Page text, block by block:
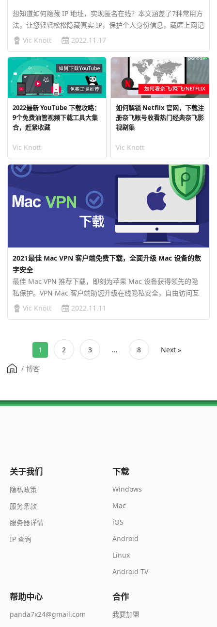
想知道如何隐藏 IP 地址，实现匿名在线？本文涵盖了7种常用方
法，让您轻轻松松隐藏真实 IP，保护个人身份信息，藏匿上网记
录，并解锁有地域限制的在线内容。…
Vic Knott 2022.11.17
2022最新 YouTube 下载攻略：
9个免费油管视频下载工具大集
合，赶紧收藏
Vic Knott
如何解锁 Netflix 官网，下载注
册奈飞账号收看热门经典奈飞影
视剧集
Vic Knott
2021最佳 Mac VPN 客户端免费下载，全面升级 Mac 设备的数
字安全
最佳 Mac VPN 推荐下载，即刻为苹果 Mac 设备获得领先的隐
私保护。VPN Mac 客户端助您升级在线隐私安全，自由访问互
联网，畅享全球优质资源！…
Vic Knott 2022.11.11
1 2 3 … 8 Next »
/ 博客
关于我们
隐私政策
服务条款
服务器详情
IP 查询
下载
Windows
Mac
iOS
Android
Linux
Android TV
帮助中心
panda7x24@gmail.com
合作
我要加盟